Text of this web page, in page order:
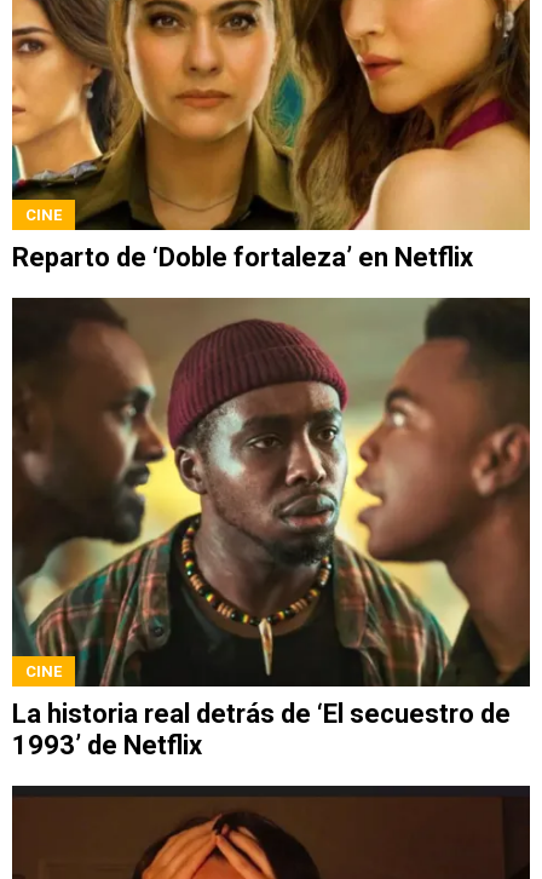
CINE
Reparto de ‘Doble fortaleza’ en Netflix
CINE
La historia real detrás de ‘El secuestro de
1993’ de Netflix